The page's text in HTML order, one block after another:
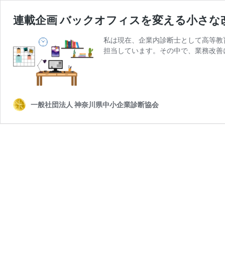
連載企画 バックオフィスを変える小さな
私は現在、企業内診断士として高等
担当しています。その中で、業務改
一般社団法人 神奈川県中小企業診断協会